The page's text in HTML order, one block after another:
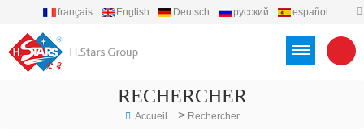
français English Deutsch русский
español
RECHERCHER
Accueil > Rechercher